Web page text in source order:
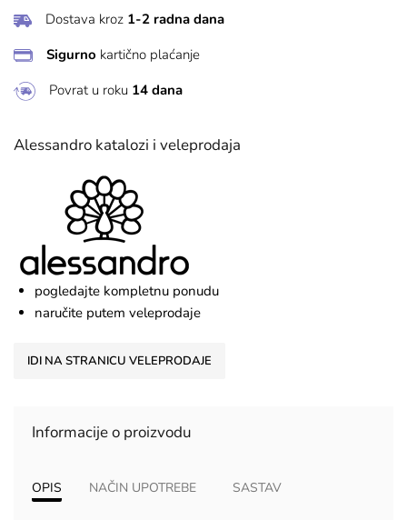
Dostava kroz 1-2 radna dana
Sigurno kartično plaćanje
Povrat u roku 14 dana
Alessandro katalozi i veleprodaja
pogledajte kompletnu ponudu
naručite putem veleprodaje
IDI NA STRANICU VELEPRODAJE
Informacije o proizvodu
OPIS NAČIN UPOTREBE SASTAV